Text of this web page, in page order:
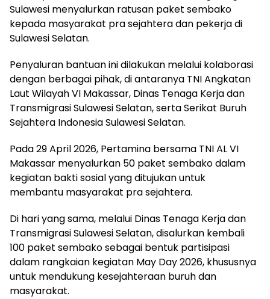
Sulawesi menyalurkan ratusan paket sembako
kepada masyarakat pra sejahtera dan pekerja di
Sulawesi Selatan.
Penyaluran bantuan ini dilakukan melalui kolaborasi
dengan berbagai pihak, di antaranya TNI Angkatan
Laut Wilayah VI Makassar, Dinas Tenaga Kerja dan
Transmigrasi Sulawesi Selatan, serta Serikat Buruh
Sejahtera Indonesia Sulawesi Selatan.
Pada 29 April 2026, Pertamina bersama TNI AL VI
Makassar menyalurkan 50 paket sembako dalam
kegiatan bakti sosial yang ditujukan untuk
membantu masyarakat pra sejahtera.
Di hari yang sama, melalui Dinas Tenaga Kerja dan
Transmigrasi Sulawesi Selatan, disalurkan kembali
100 paket sembako sebagai bentuk partisipasi
dalam rangkaian kegiatan May Day 2026, khususnya
untuk mendukung kesejahteraan buruh dan
masyarakat.